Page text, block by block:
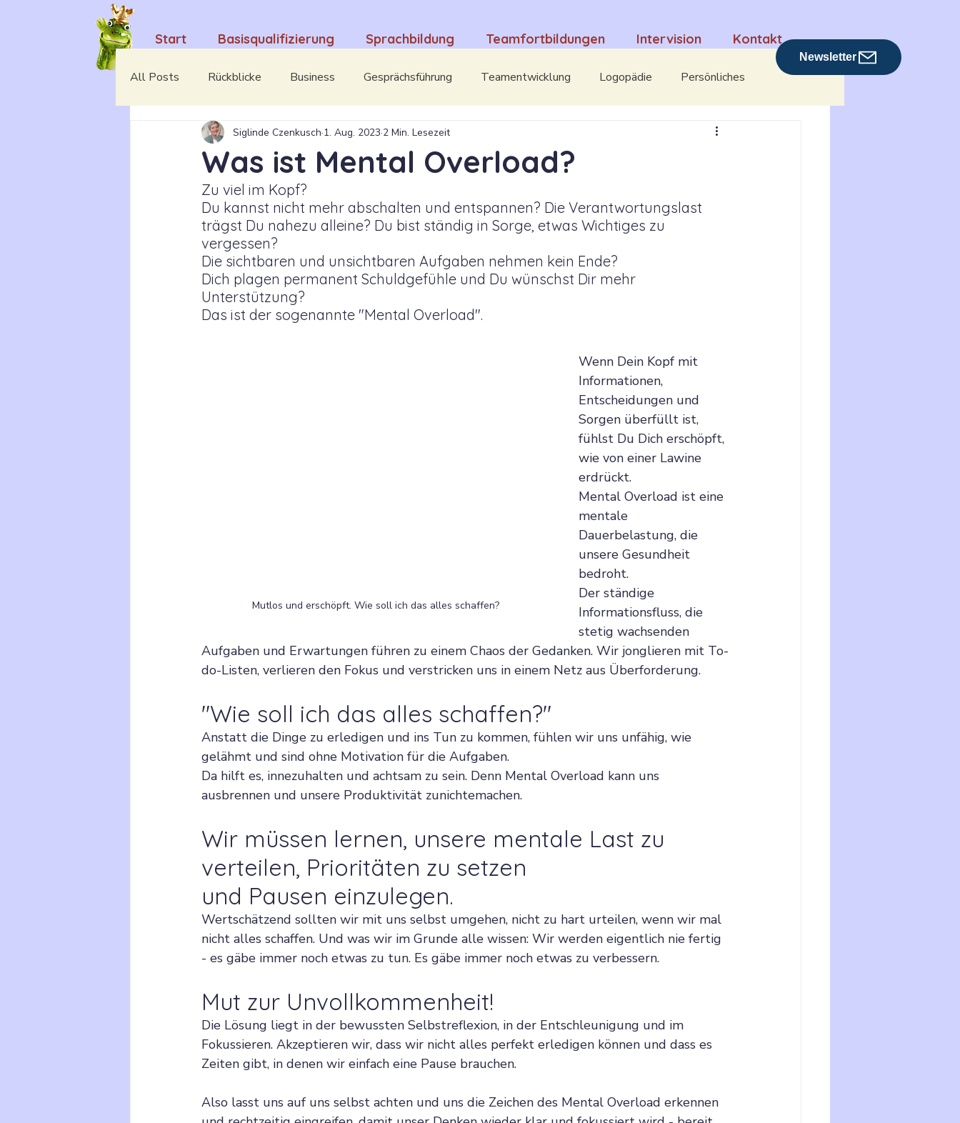
Newsletter
Start Basisqualifizierung Sprachbildung Teamfortbildungen Intervision Kontakt
All Posts Rückblicke Business Gesprächsführung Teamentwicklung Logopädie Persönliches
Camino Portugues 2023 Mental Overload Interviews
Kita-Pädagogik
Was ist Mental Overload?
Siglinde Czenkusch 1. Aug. 2023 2 Min. Lesezeit
Zu viel im Kopf?
Du kannst nicht mehr abschalten und entspannen? Die Verantwortungslast
trägst Du nahezu alleine? Du bist ständig in Sorge, etwas Wichtiges zu
vergessen?
Die sichtbaren und unsichtbaren Aufgaben nehmen kein Ende?
Dich plagen permanent Schuldgefühle und Du wünschst Dir mehr
Unterstützung?
Das ist der sogenannte "Mental Overload".
Mutlos und erschöpft. Wie soll ich das alles schaffen?
Wenn Dein Kopf mit
Informationen,
Entscheidungen und
Sorgen überfüllt ist,
fühlst Du Dich erschöpft,
wie von einer Lawine
erdrückt.
Mental Overload ist eine
mentale
Dauerbelastung, die
unsere Gesundheit
bedroht.
Der ständige
Informationsfluss, die
stetig wachsenden
Aufgaben und Erwartungen führen zu einem Chaos der Gedanken. Wir jonglieren mit To-
do-Listen, verlieren den Fokus und verstricken uns in einem Netz aus Überforderung.
"Wie soll ich das alles schaffen?"
Anstatt die Dinge zu erledigen und ins Tun zu kommen, fühlen wir uns unfähig, wie
gelähmt und sind ohne Motivation für die Aufgaben.
Da hilft es, innezuhalten und achtsam zu sein. Denn Mental Overload kann uns
ausbrennen und unsere Produktivität zunichtemachen.
Wir müssen lernen, unsere mentale Last zu
verteilen, Prioritäten zu setzen
und Pausen einzulegen.
Wertschätzend sollten wir mit uns selbst umgehen, nicht zu hart urteilen, wenn wir mal
nicht alles schaffen. Und was wir im Grunde alle wissen: Wir werden eigentlich nie fertig
- es gäbe immer noch etwas zu tun. Es gäbe immer noch etwas zu verbessern.
Mut zur Unvollkommenheit!
Die Lösung liegt in der bewussten Selbstreflexion, in der Entschleunigung und im
Fokussieren. Akzeptieren wir, dass wir nicht alles perfekt erledigen können und dass es
Zeiten gibt, in denen wir einfach eine Pause brauchen.
Also lasst uns auf uns selbst achten und uns die Zeichen des Mental Overload erkennen